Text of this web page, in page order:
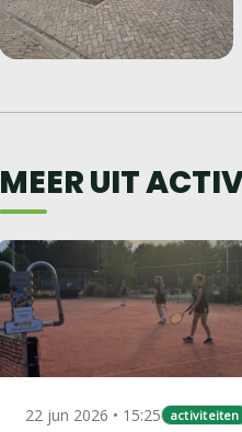
MEER UIT
22 jun 2026 • 15:25 activiteiten